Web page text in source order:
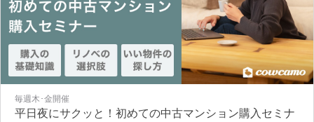
毎週木･金開催
平日夜にサクッと！初めての中古マンション購入セミナ